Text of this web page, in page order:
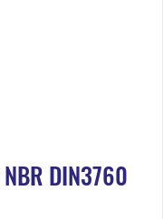
NBR DIN3760